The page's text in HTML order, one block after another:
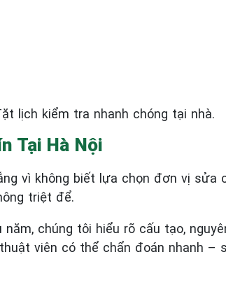
lịch kiểm tra nhanh chóng tại nhà.
Tại Hà Nội
vì không biết lựa chọn đơn vị sửa
triệt để.
chúng tôi hiểu rõ cấu tạo,
viên có thể chẩn đoán nhanh